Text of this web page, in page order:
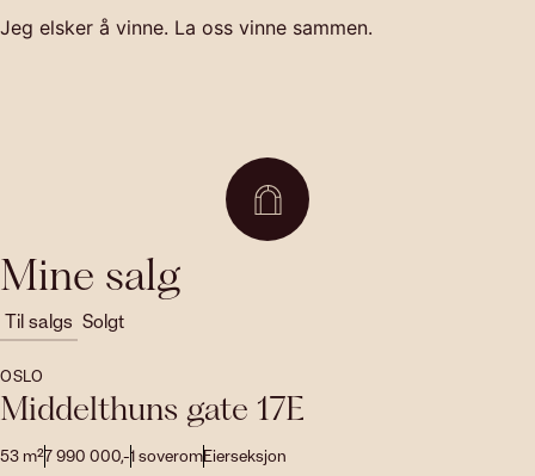
Jeg elsker å vinne. La oss vinne sammen.
Mine salg
Til salgs Solgt
OSLO
Middelthuns gate 17E
53 m²7 990 000,-1soveromEierseksjon